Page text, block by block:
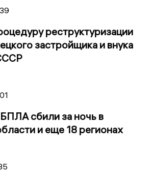
реструктуризации
застройщика и внука
сбили за ночь в
и еще 18 регионах